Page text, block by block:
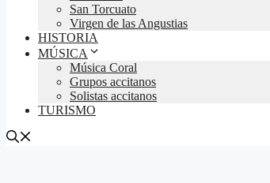
San Torcuato
Virgen de las Angustias
HISTORIA
MÚSICA
Música Coral
Grupos accitanos
Solistas accitanos
TURISMO